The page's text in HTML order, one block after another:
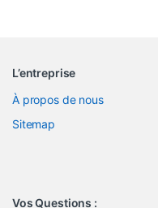
L’entreprise
À propos de nous
Sitemap
Vos Questions :